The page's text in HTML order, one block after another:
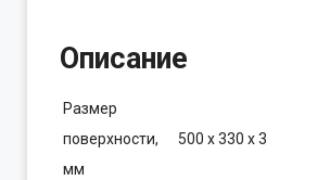
Описание
Размер
поверхности,
мм
500 х 330 х 3